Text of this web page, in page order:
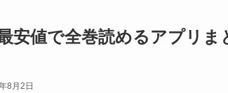
安値で全巻読めるアプリま
8月2日